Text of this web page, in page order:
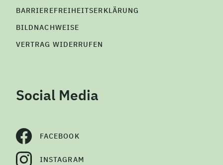
BARRIEREFREIHEITSERKLÄRUNG
BILDNACHWEISE
VERTRAG WIDERRUFEN
Social Media
FACEBOOK
INSTAGRAM